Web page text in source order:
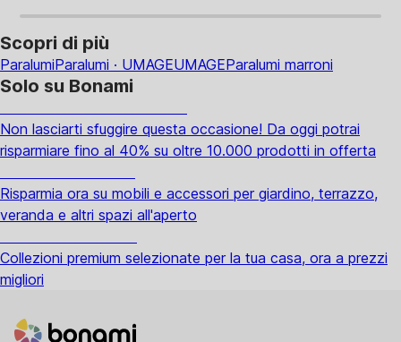
Scopri di più
ParalumiParalumi · UMAGEUMAGEParalumi marroni
Solo su Bonami
Non lasciarti sfuggire questa occasione! Da oggi potrai
risparmiare fino al 40% su oltre 10.000 prodotti in offerta
Risparmia ora su mobili e accessori per giardino, terrazzo,
veranda e altri spazi all'aperto
Collezioni premium selezionate per la tua casa, ora a prezzi
migliori